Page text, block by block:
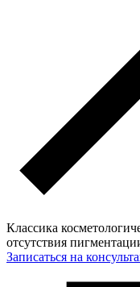
Классика
отсутствия
Записаться на